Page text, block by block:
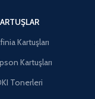
Kartuşları
Kartuşları
Tonerleri